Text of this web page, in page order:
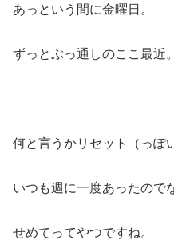
あっという間に金曜日。
ずっとぶっ通しのここ最近。
何と言うかリセット（っぽ
いつも週に一度あったので
せめてってやつですね。